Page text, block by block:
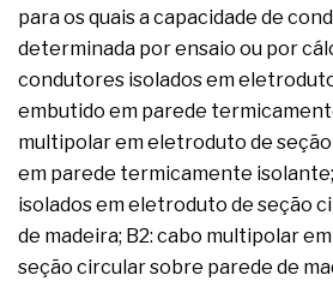
para os quais a capacidade de
determinada por ensaio ou por
condutores isolados em
embutido em parede
multipolar em eletroduto de
em parede termicamente
isolados em eletroduto de seção
de madeira; B2: cabo multipolar
seção circular sobre parede de